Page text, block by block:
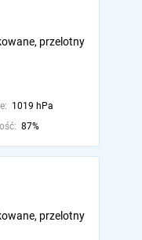
przelotny
1019 hPa
87%
przelotny